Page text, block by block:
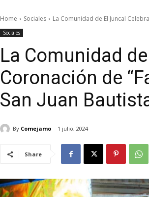
Home Sociales La Comunidad de El Juncal
Sociales
La Comunidad
Coronación de
San Juan
By Comejamo 1 julio, 2024
Share